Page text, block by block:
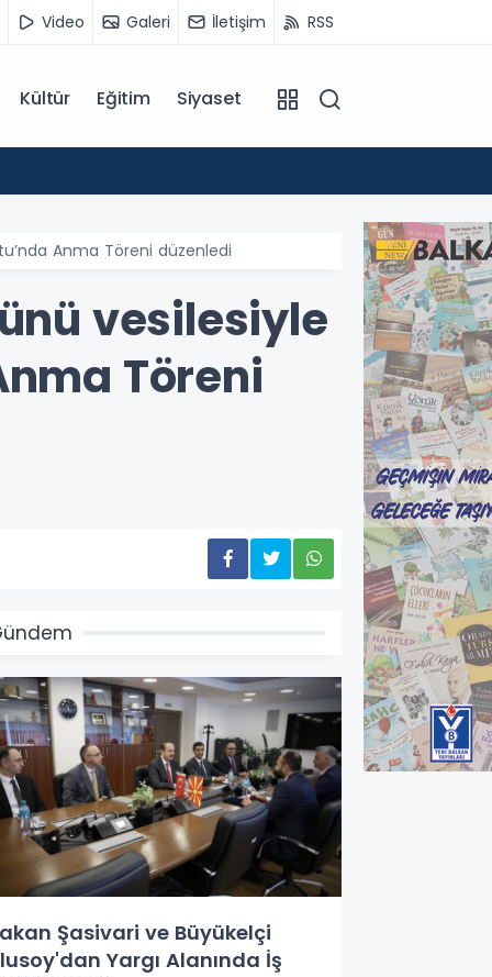
Video Galeri İletişim RSS
Kültür Eğitim Siyaset
Anma Töreni düzenledi
vesilesiyle
Töreni
Şasivari ve Büyükelçi
Yargı Alanında İş